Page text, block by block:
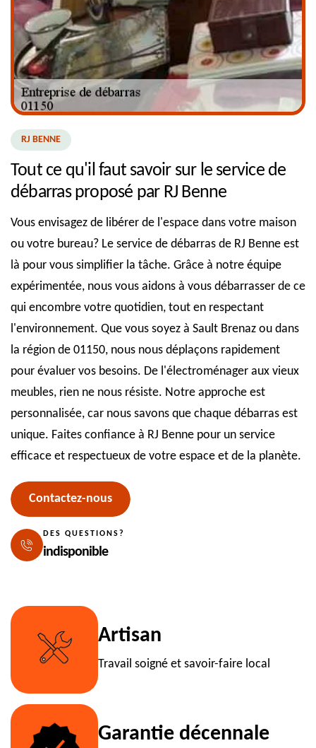
RJ BENNE
Tout ce qu'il faut savoir sur le service de
débarras proposé par RJ Benne
Vous envisagez de libérer de l'espace dans votre maison
ou votre bureau? Le service de débarras de RJ Benne est
là pour vous simplifier la tâche. Grâce à notre équipe
expérimentée, nous vous aidons à vous débarrasser de ce
qui encombre votre quotidien, tout en respectant
l'environnement. Que vous soyez à Sault Brenaz ou dans
la région de 01150, nous nous déplaçons rapidement
pour évaluer vos besoins. De l'électroménager aux vieux
meubles, rien ne nous résiste. Notre approche est
personnalisée, car nous savons que chaque débarras est
unique. Faites confiance à RJ Benne pour un service
efficace et respectueux de votre espace et de la planète.
Contactez-nous
DES QUESTIONS?
indisponible
Artisan
Travail soigné et savoir-faire local
Garantie décennale